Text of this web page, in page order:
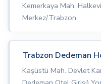
Kemerkaya Mah.
Merkez/Trabzon
Trabzon Dedeman
Kaşüstü Mah. Devlet